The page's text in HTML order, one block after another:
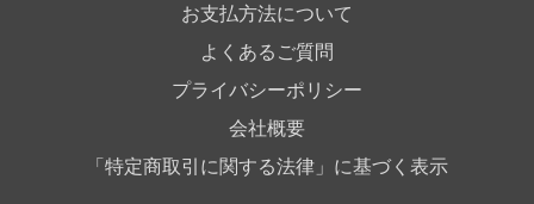
お支払方法について
よくあるご質問
プライバシーポリシー
会社概要
「特定商取引に関する法律」に基づく表示